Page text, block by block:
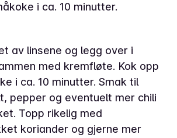
i ca. 10 minutter.
av linsene og legg over i
med kremfløte. Kok opp
i ca. 10 minutter. Smak til
pepper og eventuelt mer chili
Topp rikelig med
koriander og gjerne mer